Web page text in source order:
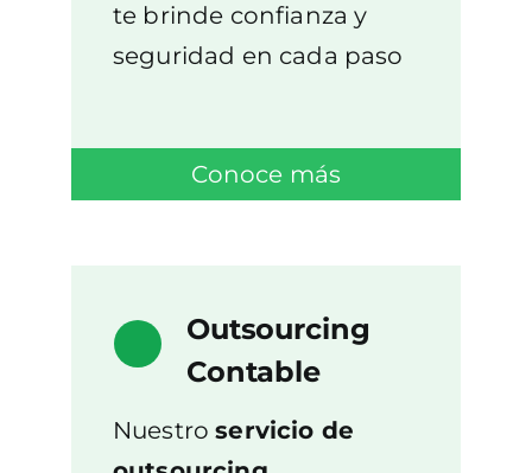
te brinde confianza y
seguridad en cada paso
Conoce más
Outsourcing
Contable
Nuestroservicio de